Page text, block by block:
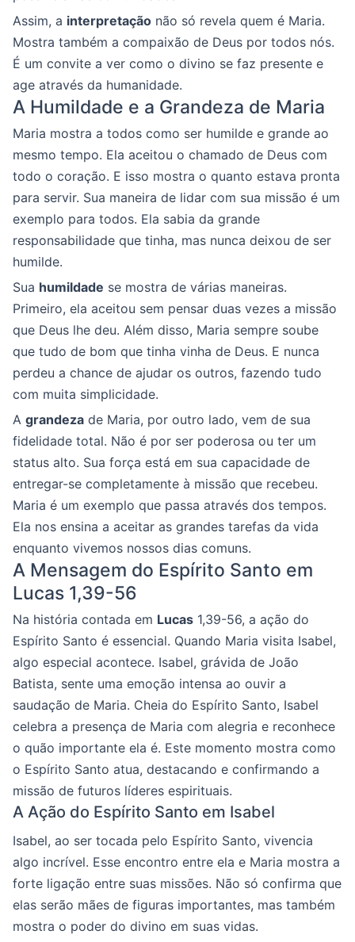
Assim, a interpretação não só revela quem é Maria.
Mostra também a compaixão de Deus por todos nós.
É um convite a ver como o divino se faz presente e
age através da humanidade.
A Humildade e a Grandeza de Maria
Maria mostra a todos como ser humilde e grande ao
mesmo tempo. Ela aceitou o chamado de Deus com
todo o coração. E isso mostra o quanto estava pronta
para servir. Sua maneira de lidar com sua missão é um
exemplo para todos. Ela sabia da grande
responsabilidade que tinha, mas nunca deixou de ser
humilde.
Sua humildade se mostra de várias maneiras.
Primeiro, ela aceitou sem pensar duas vezes a missão
que Deus lhe deu. Além disso, Maria sempre soube
que tudo de bom que tinha vinha de Deus. E nunca
perdeu a chance de ajudar os outros, fazendo tudo
com muita simplicidade.
A grandeza de Maria, por outro lado, vem de sua
fidelidade total. Não é por ser poderosa ou ter um
status alto. Sua força está em sua capacidade de
entregar-se completamente à missão que recebeu.
Maria é um exemplo que passa através dos tempos.
Ela nos ensina a aceitar as grandes tarefas da vida
enquanto vivemos nossos dias comuns.
A Mensagem do Espírito Santo em
Lucas 1,39-56
Na história contada em Lucas 1,39-56, a ação do
Espírito Santo é essencial. Quando Maria visita Isabel,
algo especial acontece. Isabel, grávida de João
Batista, sente uma emoção intensa ao ouvir a
saudação de Maria. Cheia do Espírito Santo, Isabel
celebra a presença de Maria com alegria e reconhece
o quão importante ela é. Este momento mostra como
o Espírito Santo atua, destacando e confirmando a
missão de futuros líderes espirituais.
A Ação do Espírito Santo em Isabel
Isabel, ao ser tocada pelo Espírito Santo, vivencia
algo incrível. Esse encontro entre ela e Maria mostra a
forte ligação entre suas missões. Não só confirma que
elas serão mães de figuras importantes, mas também
mostra o poder do divino em suas vidas.